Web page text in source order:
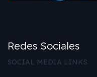
Redes Sociales
SOCIAL MEDIA LINKS